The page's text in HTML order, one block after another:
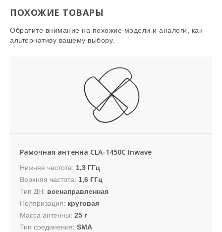
ПОХОЖИЕ ТОВАРЫ
Обратите внимание на похожие модели и аналоги, как
альтернативу вашему выбору.
Рамочная антенна CLA-1450C Inwave
Нижняя частота: 1,3 ГГц
Верхняя частота: 1,6 ГГц
Тип ДН: всенаправленная
Поляризация: круговая
Масса антенны: 25 г
Тип соединения: SMA